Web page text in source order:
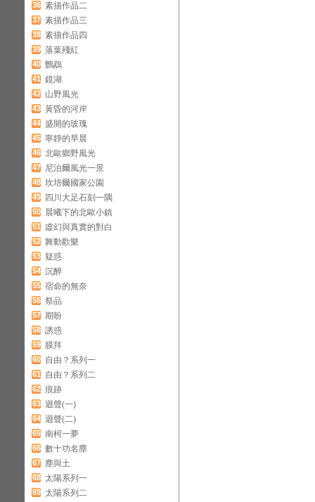
36 素描作品二
37 素描作品三
38 素描作品四
39 落葉殘紅
40 鸚鵡
41 鏡湖
42 山野風光
43 黃昏的河岸
44 盛開的玻瑰
45 寧靜的早晨
46 北歐鄉野風光
47 尼泊爾風光一景
48 坎培爾國家公園
49 四川大足石刻一隅
50 晨曦下的北歐小鎮
51 虛幻與真實的對白
52 舞動歡樂
53 疑惑
54 沉醉
55 宿命的無奈
56 祭品
57 期盼
58 誘惑
59 膜拜
60 自由？系列一
61 自由？系列二
62 痕跡
63 迴聲(一)
64 迴聲(二)
65 南柯一夢
66 數十功名塵
67 塵與土
68 太陽系列一
69 太陽系列二